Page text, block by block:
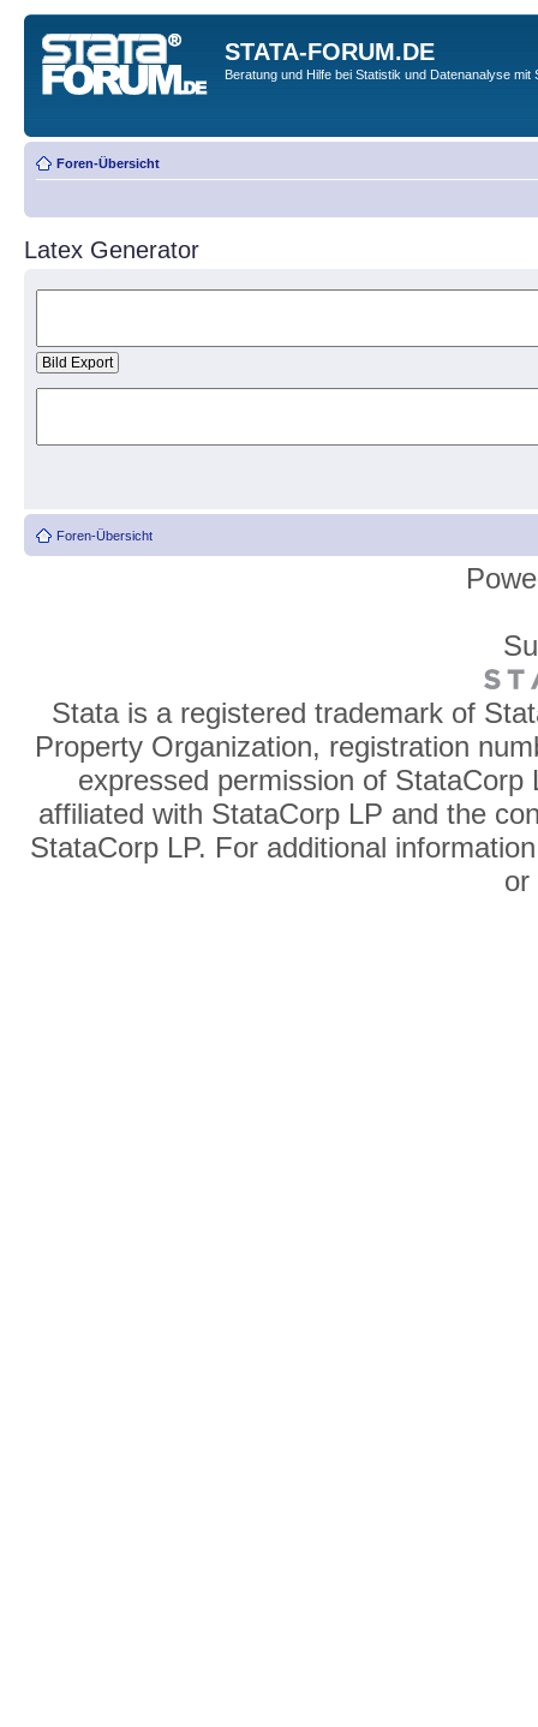
STATA-FORUM.DE
Beratung und Hilfe bei Statistik und Datenanalyse mit
Foren-Übersicht
Latex Generator
Foren-Übersicht
Stata is a registered trademark of
Property Organization, registration
expressed permission of
affiliated with StataCorp LP and the
StataCorp LP. For additional
or